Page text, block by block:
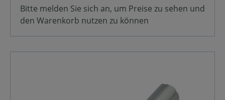
Bitte melden Sie sich an, um Preise zu sehen und
den Warenkorb nutzen zu können